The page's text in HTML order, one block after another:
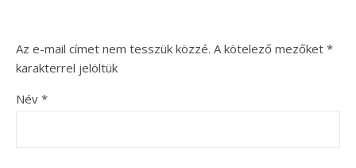
Az e-mail címet nem tesszük közzé. A kötelező mezőket *
karakterrel jelöltük
Név *